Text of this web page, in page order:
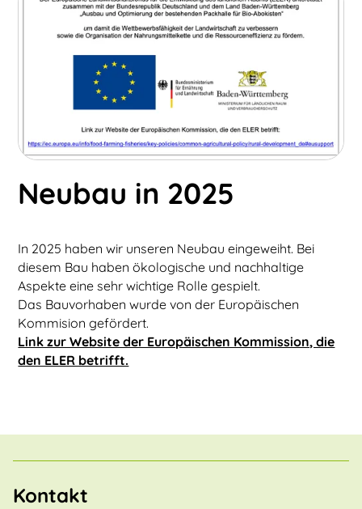
Neubau in 2025
In 2025 haben wir unseren Neubau eingeweiht. Bei
diesem Bau haben ökologische und nachhaltige
Aspekte eine sehr wichtige Rolle gespielt.
Das Bauvorhaben wurde von der Europäischen
Kommision gefördert.
Link zur Website der Europäischen Kommission, die
den ELER betrifft.
Kontakt